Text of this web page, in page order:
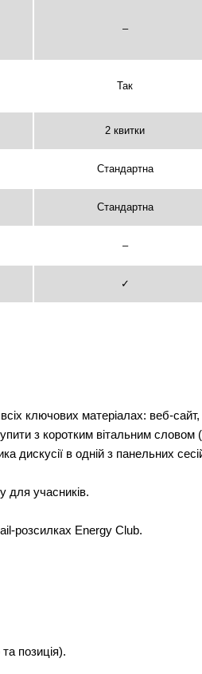
–
Так
2 квитки
Стандартна
Стандартна
–
✓
ключових матеріалах: веб-
з коротким вітальним словом
дискусії в одній з панельних
для учасників.
розсилках Energy Club.
позиція).